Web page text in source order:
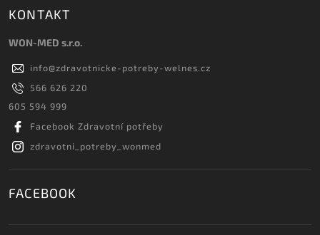
KONTAKT
WON-MED s.r.o.
info@zdravotnicke-potreby-welnes.cz
566 626 220
605 594 999
Facebook Zdravotní potřeby
zdravotni_potreby_wonmed
FACEBOOK